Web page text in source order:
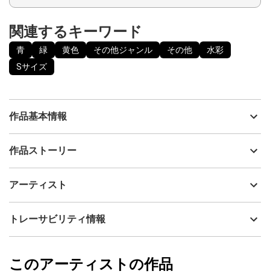
関連するキーワード
青 緑 黄色 その他ジャンル その他
水彩
Sサイズ
作品基本情報
出品者
制作年
水彩
カラー
青
作品ストーリー
アーティスト
啓Hiroshi
フォローする
トレーサビリティ情報
啓Hiroshi
このアーティストの作品